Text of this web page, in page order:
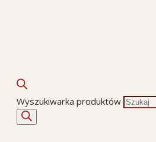
Wyszukiwarka produktów